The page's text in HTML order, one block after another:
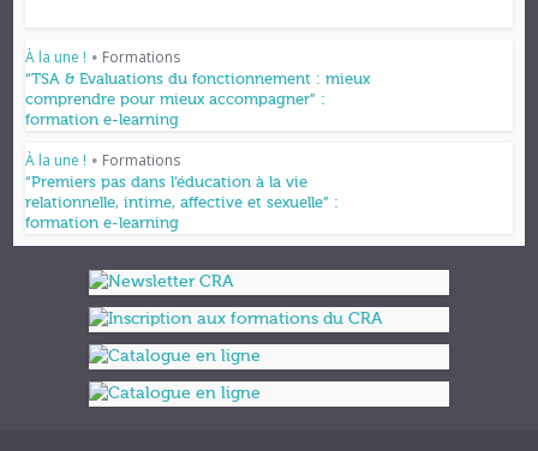
À la une ! • Formations
“TSA & Evaluations du fonctionnement : mieux
comprendre pour mieux accompagner” :
formation e-learning
À la une ! • Formations
“Premiers pas dans l’éducation à la vie
relationnelle, intime, affective et sexuelle” :
formation e-learning